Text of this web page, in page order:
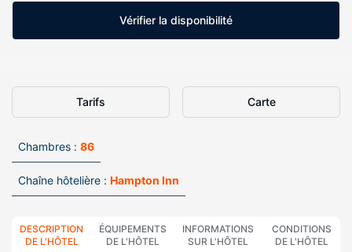
Vérifier la disponibilité
Tarifs Carte
Chambres : 86
Chaîne hôtelière : Hampton Inn
DESCRIPTION
DE L'HÔTEL
ÉQUIPEMENTS
DE L'HÔTEL
INFORMATIONS
SUR L'HÔTEL
CONDITIONS
DE L'HÔTEL